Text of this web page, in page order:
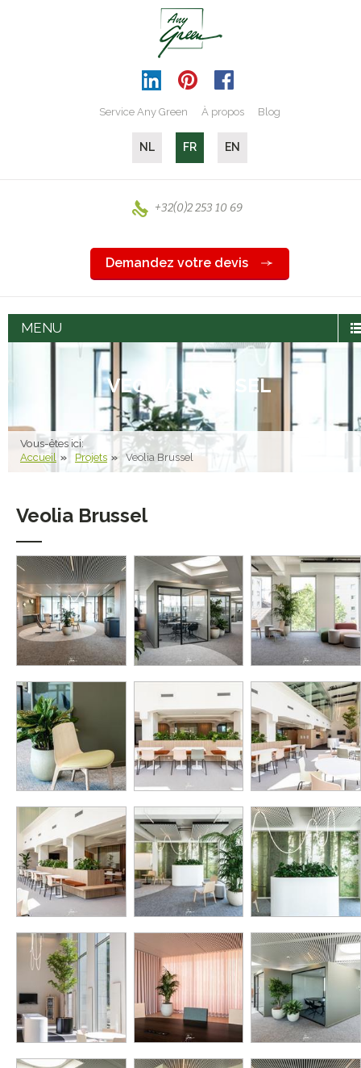
Service Any Green À propos Blog
NL FR EN
+32(0)2 253 10 69
Demandez votre devis
MENU
VEOLIA BRUSSEL
Vous-êtes ici:
Accueil Projets Veolia Brussel
Veolia Brussel